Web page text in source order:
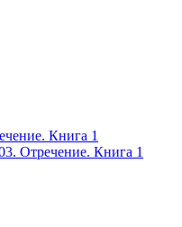
Отречение. Книга 1